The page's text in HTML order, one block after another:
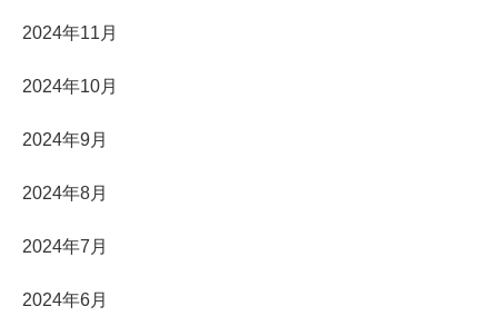
2024年11月
2024年10月
2024年9月
2024年8月
2024年7月
2024年6月